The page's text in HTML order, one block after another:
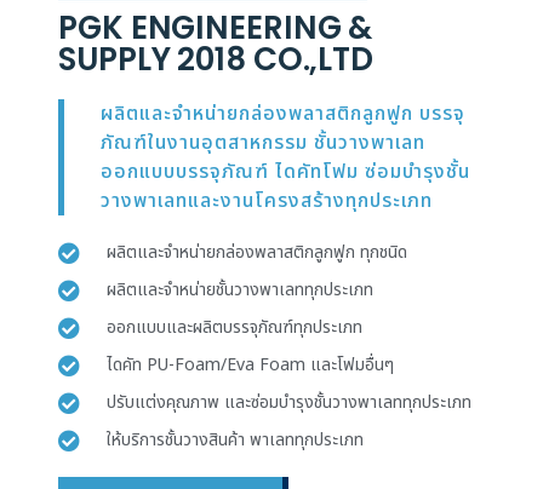
PGK ENGINEERING &
SUPPLY 2018 CO.,LTD
ผลิตและจำหน่ายกล่องพลาสติกลูกฟูก บรรจุ
ภัณฑ์ในงานอุตสาหกรรม ชั้นวางพาเลท
ออกแบบบรรจุภัณฑ์ ไดคัทโฟม ซ่อมบำรุงชั้น
วางพาเลทและงานโครงสร้างทุกประเภท
ผลิตและจำหน่ายกล่องพลาสติกลูกฟูก ทุกชนิด
ผลิตและจำหน่ายชั้นวางพาเลททุกประเภท
ออกแบบและผลิตบรรจุภัณฑ์ทุกประเภท
ไดคัท PU-Foam/Eva Foam และโฟมอื่นๆ
ปรับแต่งคุณภาพ และซ่อมบำรุงชั้นวางพาเลททุกประเภท
ให้บริการชั้นวางสินค้า พาเลททุกประเภท